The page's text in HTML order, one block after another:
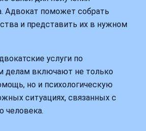
Адвокат поможет собрать
и представить их в нужном
услуги по
делам включают не только
но и психологическую
ситуациях, связанных с
человека.